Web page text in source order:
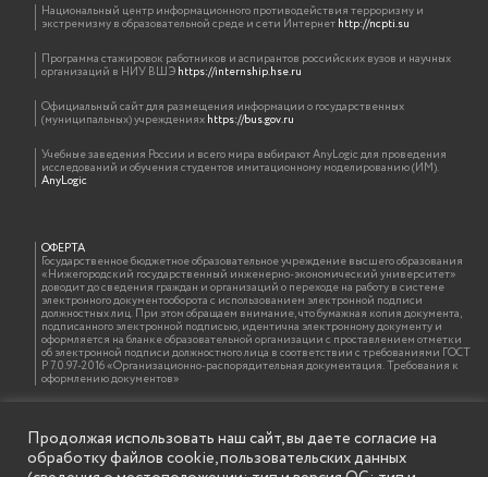
Национальный центр информационного противодействия терроризму и
экстремизму в образовательной среде и сети Интернетhttp://ncpti.su
Программа стажировок работников и аспирантов российских вузов и научных
организаций в НИУ ВШЭhttps://internship.hse.ru
Официальный сайт для размещения информации о государственных
(муниципальных) учрежденияхhttps://bus.gov.ru
Учебные заведения России и всего мира выбирают AnyLogic для проведения
исследований и обучения студентов имитационному моделированию (ИМ).
AnyLogic
ОФЕРТА
Государственное бюджетное образовательное учреждение высшего образования
«Нижегородский государственный инженерно-экономический университет»
доводит до сведения граждан и организаций о переходе на работу в системе
электронного документооборота с использованием электронной подписи
должностных лиц. При этом обращаем внимание, что бумажная копия документа,
подписанного электронной подписью, идентична электронному документу и
оформляется на бланке образовательной организации с проставлением отметки
об электронной подписи должностного лица в соответствии с требованиями ГОСТ
Р 7.0.97-2016 «Организационно-распорядительная документация. Требования к
оформлению документов»
ИНФОРМАЦИЯ ДЛЯ ПРАВООБЛАДАТЕЛЕЙ
Все права на аудио и видео материалы, представленные на нашем сайте
принадлежат их законным владельцам и предназначены только для ознакомления.
Продолжая использовать наш сайт, вы даете согласие на
обработку файлов cookie, пользовательских данных